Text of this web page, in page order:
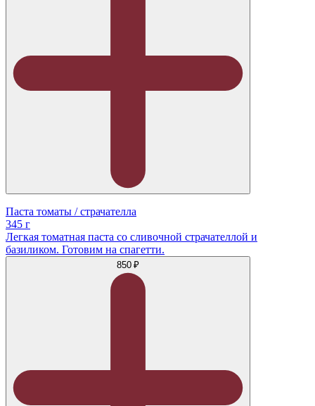
Паста томаты / страчателла
345 г
Легкая томатная паста со сливочной страчателлой и
базиликом. Готовим на спагетти.
850 ₽